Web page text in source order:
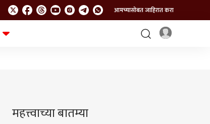
आमच्यासोबत जाहिरात करा
महत्त्वाच्या बातम्या